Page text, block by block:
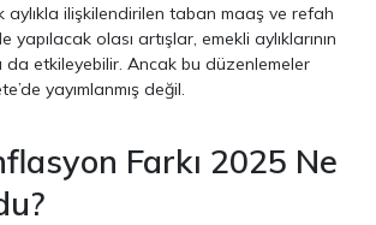
aylıkla ilişkilendirilen taban maaş ve refah
yapılacak olası artışlar, emekli aylıklarının
etkileyebilir. Ancak bu düzenlemeler
yayımlanmış değil.
Farkı 2025 Ne